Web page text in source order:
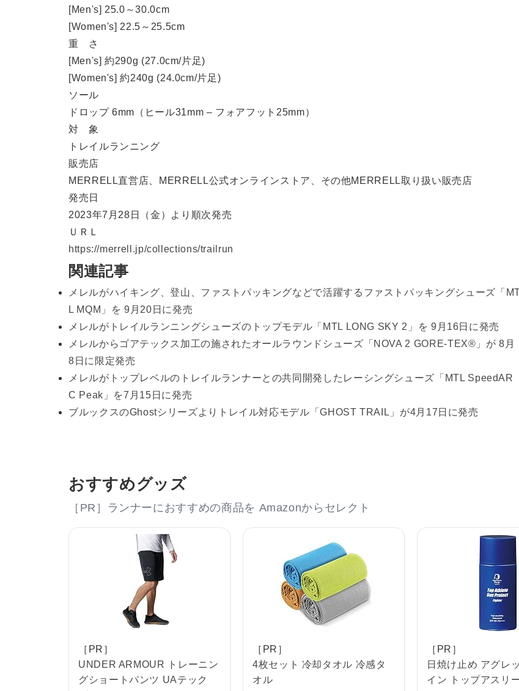
[Men's] 25.0～30.0cm
[Women's] 22.5～25.5cm
重 さ
[Men's] 約290g (27.0cm/片足)
[Women's] 約240g (24.0cm/片足)
ソール
ドロップ 6mm（ヒール31mm – フォアフット25mm）
対 象
トレイルランニング
販売店
MERRELL直営店、MERRELL公式オンラインストア、その他MERRELL取り扱い販売店
発売日
2023年7月28日（金）より順次発売
ＵＲＬ
https://merrell.jp/collections/trailrun
関連記事
メレルがハイキング、登山、ファストパッキングなどで活躍するファストパッキングシューズ「
L MQM」を 9月20日に発売
メレルがトレイルランニングシューズのトップモデル「MTL LONG SKY 2」を 9月16日に発売
メレルからゴアテックス加工の施されたオールラウンドシューズ「NOVA 2 GORE-TEX®」が 8月
8日に限定発売
メレルがトップレベルのトレイルランナーとの共同開発したレーシングシューズ「MTL SpeedAR
C Peak」を7月15日に発売
ブルックスのGhostシリーズよりトレイル対応モデル「GHOST TRAIL」が4月17日に発売
おすすめグッズ
［PR］ランナーにおすすめの商品を Amazonからセレクト
［PR］
UNDER ARMOUR トレーニン
グショートパンツ UAテック
［PR］
4枚セット 冷却タオル 冷感タ
オル
［PR］
日焼け止め アグレ
イン トップアスリ